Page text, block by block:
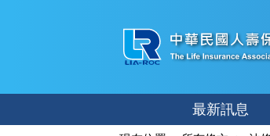
容
最新訊息